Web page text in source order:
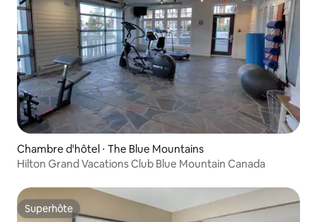
Chambre d'hôtel ⋅ The Blue Mountains
Hilton Grand Vacations Club Blue Mountain Canada
Superhôte
Superhôte